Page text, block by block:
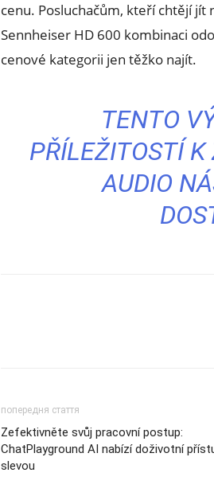
cenu. Posluchačům, kteří chtějí jít
Sennheiser HD 600 kombinaci
cenové kategorii jen těžko najít.
TENTO
PŘÍLEŽITOSTÍ
AUDIO
попередня стаття
Zefektivněte svůj pracovní postup:
ChatPlayground AI nabízí doživotní
slevou